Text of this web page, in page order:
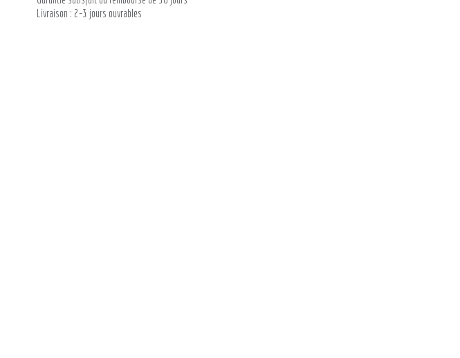
Livraison : 2-3 jours ouvrables